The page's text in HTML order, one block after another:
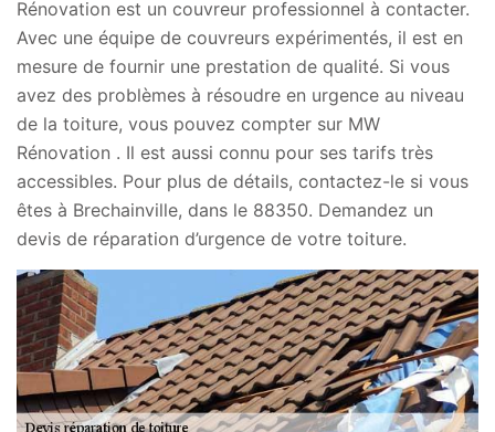
Rénovation est un couvreur professionnel à contacter.
Avec une équipe de couvreurs expérimentés, il est en
mesure de fournir une prestation de qualité. Si vous
avez des problèmes à résoudre en urgence au niveau
de la toiture, vous pouvez compter sur MW
Rénovation . Il est aussi connu pour ses tarifs très
accessibles. Pour plus de détails, contactez-le si vous
êtes à Brechainville, dans le 88350. Demandez un
devis de réparation d’urgence de votre toiture.